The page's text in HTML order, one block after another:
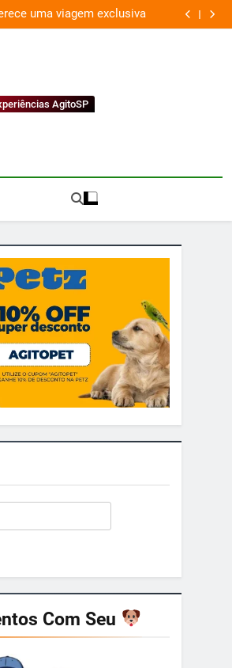
uma viagem exclusiva
AgitoSP
Com Seu